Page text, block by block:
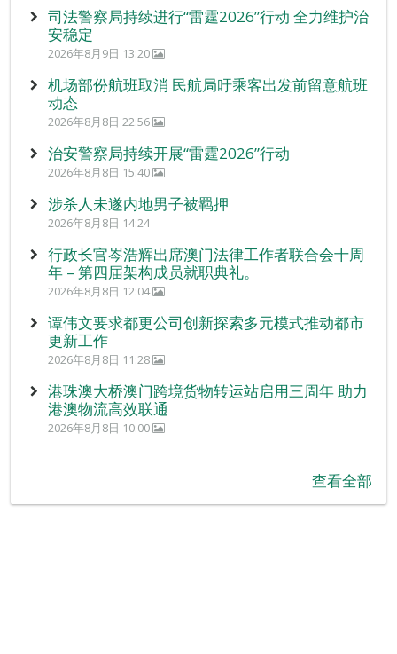
司法警察局持续进行“雷霆2026”行动 全力维护治
安稳定
2026年8月9日 13:20
机场部份航班取消 民航局吁乘客出发前留意航班
动态
2026年8月8日 22:56
治安警察局持续开展“雷霆2026”行动
2026年8月8日 15:40
涉杀人未遂内地男子被羁押
2026年8月8日 14:24
行政长官岑浩辉出席澳门法律工作者联合会十周
年 – 第四届架构成员就职典礼。
2026年8月8日 12:04
谭伟文要求都更公司创新探索多元模式推动都市
更新工作
2026年8月8日 11:28
港珠澳大桥澳门跨境货物转运站启用三周年 助力
港澳物流高效联通
2026年8月8日 10:00
查看全部